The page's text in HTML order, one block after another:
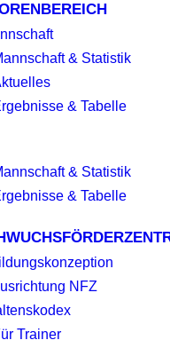
& Statistik
& Tabelle
& Statistik
& Tabelle
NFZ
Trainer